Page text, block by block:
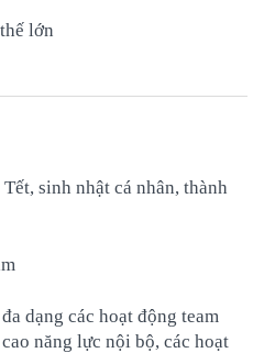
lớn
sinh nhật cá nhân, thành
dạng các hoạt động team
năng lực nội bộ, các hoạt